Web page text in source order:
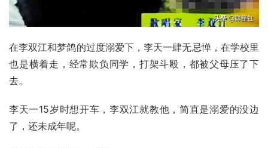
在李双江和梦鸽的过度溺爱下，李天一肆无忌惮，在学校里
也是横着走，经常欺负同学，打架斗殴，都被父母压了下
去。
李天一15岁时想开车，李双江就教他，简直是溺爱的没边
了，还未成年呢。